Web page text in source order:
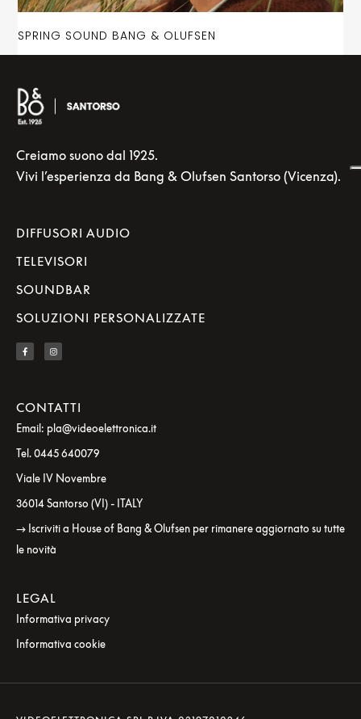
SPRING SOUND BANG & OLUFSEN
Creiamo suono dal 1925.
Vivi l’esperienza da Bang & Olufsen Santorso (Vicenza).
DIFFUSORI AUDIO
TELEVISORI
SOUNDBAR
SOLUZIONI PERSONALIZZATE
CONTATTI
Email: pla@videoelettronica.it
Tel. 0445 640079
Viale IV Novembre
36014 Santorso (VI) - ITALY
→ Iscriviti a House of Bang & Olufsen per rimanere aggiornato su tutte
le novità
LEGAL
Informativa privacy
Informativa cookie